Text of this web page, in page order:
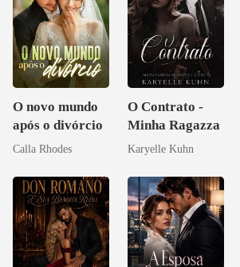
O novo mundo
após o divórcio
Calla Rhodes
O Contrato -
Minha Ragazza
Karyelle Kuhn